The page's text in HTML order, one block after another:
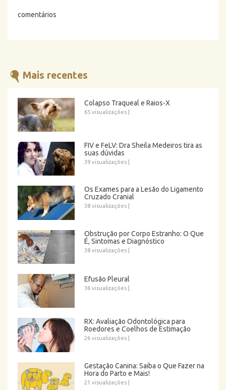
comentários
Mais recentes
Colapso Traqueal e Raios-X
65 visualizações
FIV e FeLV: Dra Sheila Medeiros tira as
suas dúvidas
39 visualizações
Os Exames para a Lesão do Ligamento
Cruzado Cranial
38 visualizações
Obstrução por Corpo Estranho: O Que
É, Sintomas e Diagnóstico
38 visualizações
Efusão Pleural
36 visualizações
RX: Avaliação Odontológica para
Roedores e Coelhos de Estimação
26 visualizações
Gestação Canina: Saiba o Que Fazer na
Hora do Parto e Mais!
21 visualizações